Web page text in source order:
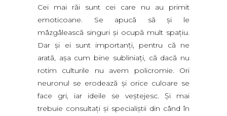
Cei mai răi sunt cei care nu au primit
emoticoane. Se apucă să şi le
mâzgâlească singuri şi ocupă mult spaţiu.
Dar şi ei sunt importanţi, pentru că ne
arată, aşa cum bine subliniaţi, că dacă nu
rotim culturile nu avem policromie. Ori
neuronul se erodează şi orice culoare se
face gri, iar ideile se veştejesc. Şi mai
trebuie consultaţi şi specialiştii din când în